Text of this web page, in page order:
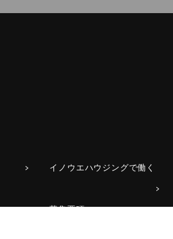
イノウエハウジングで働く
募集要項